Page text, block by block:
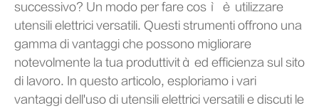
successivo? Un modo per fare così è utilizzare
utensili elettrici versatili. Questi strumenti offrono una
gamma di vantaggi che possono migliorare
notevolmente la tua produttività ed efficienza sul sito
di lavoro. In questo articolo, esploriamo i vari
vantaggi dell'uso di utensili elettrici versatili e discuti le